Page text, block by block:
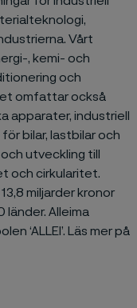
Vårt
, kemi- och
och
omfattar också
apparater, industriell
bilar, lastbilar och
utveckling till
och cirkularitet.
miljarder kronor
länder. Alleima
‘ALLEI’. Läs mer på